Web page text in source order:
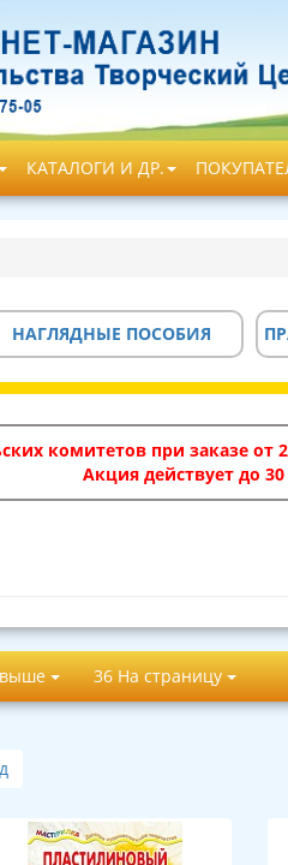
КАТАЛОГИ И ДР.
НАГЛЯДНЫЕ ПОСОБИЯ
комитетов при заказе от
Акция действует до 30
выше 36 На страницу